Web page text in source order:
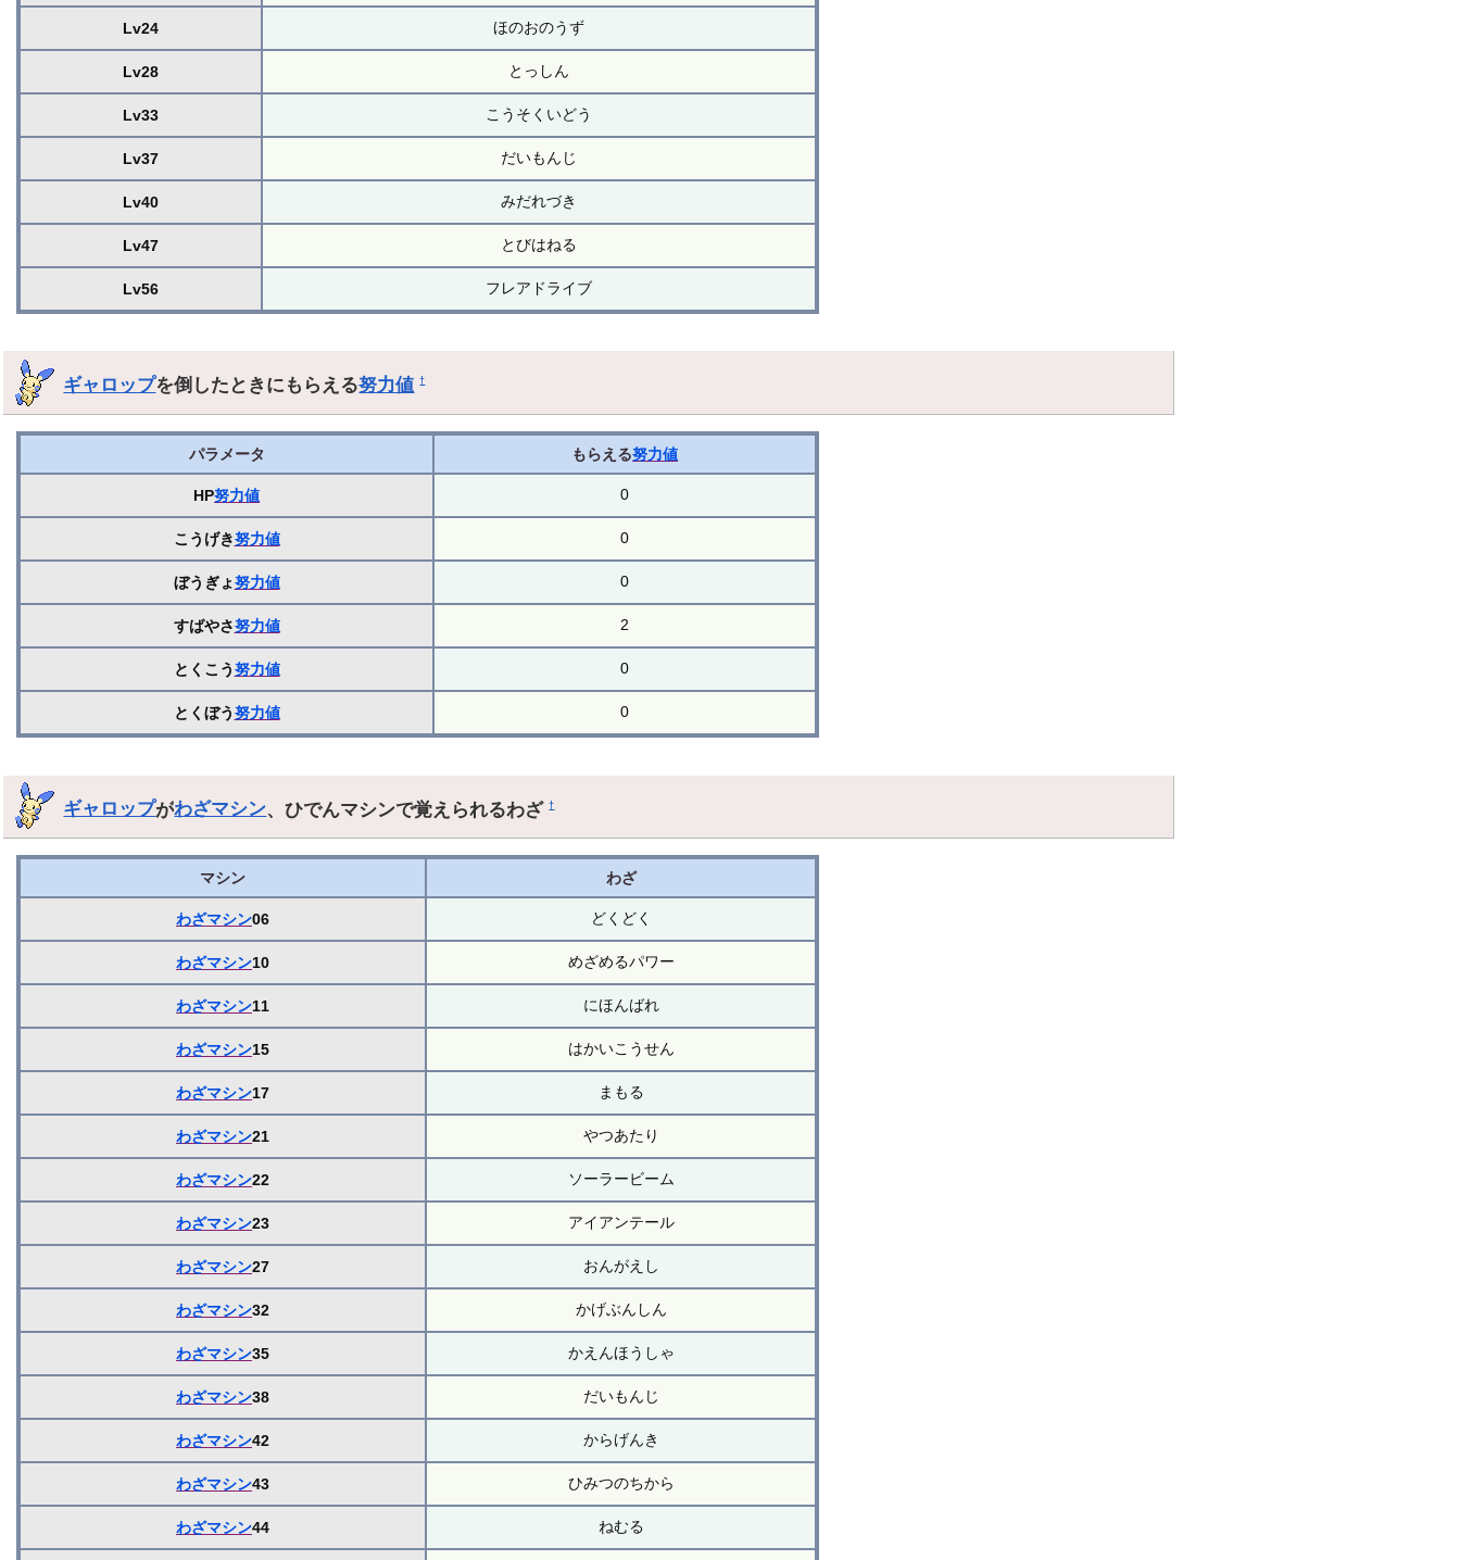
Lv24 ほのおのうず
Lv28 とっしん
Lv33 こうそくいどう
Lv37 だいもんじ
Lv40 みだれづき
Lv47 とびはねる
Lv56 フレアドライブ
ギャロップを倒したときにもらえる努力値 †
パラメータ もらえる努力値
HP努力値 0
こうげき努力値 0
ぼうぎょ努力値 0
すばやさ努力値 2
とくこう努力値 0
とくぼう努力値 0
ギャロップがわざマシン、ひでんマシンで覚えられるわざ†
マシン わざ
わざマシン06 どくどく
わざマシン10 めざめるパワー
わざマシン11 にほんばれ
わざマシン15 はかいこうせん
わざマシン17 まもる
わざマシン21 やつあたり
わざマシン22 ソーラービーム
わざマシン23 アイアンテール
わざマシン27 おんがえし
わざマシン32 かげぶんしん
わざマシン35 かえんほうしゃ
わざマシン38 だいもんじ
わざマシン42 からげんき
わざマシン43 ひみつのちから
わざマシン44 ねむる